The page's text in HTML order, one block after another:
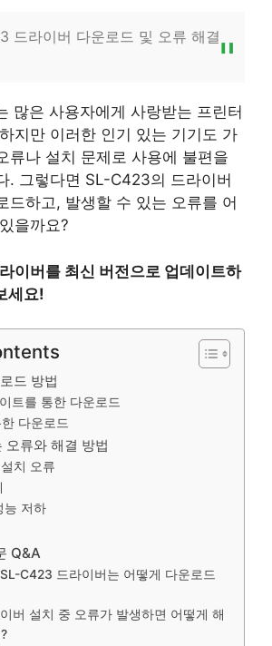
드라이버 다운로드 및 오류 해결
많은 사용자에게 사랑받는 프린터
지만 이러한 인기 있는 기기도 가
류나 설치 문제로 사용에 불편을
. 그렇다면 SL-C423의 드라이버
드하고, 발생할 수 있는 오류를 어
을까요?
이버를 최신 버전으로 업데이트하
세요!
드 방법
트를 통한 다운로드
다운로드
오류와 해결 방법
치 오류
능 저하
Q&A
C423 드라이버는 어떻게 다운로드
버 설치 중 오류가 발생하면 어떻게 해